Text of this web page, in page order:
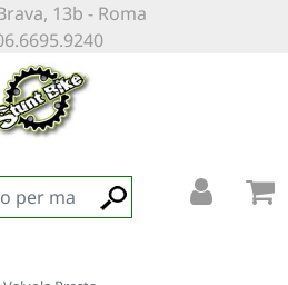
13b - Roma